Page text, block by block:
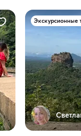
Экскурсионные